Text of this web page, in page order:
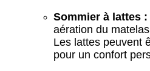
Sommier à lattes :
aération du
Les lattes peuvent
pour un confort